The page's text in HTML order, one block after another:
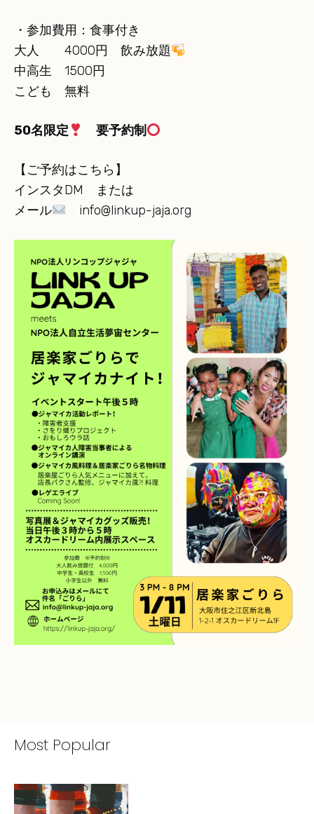
・参加費用：食事付き
大人 4000円 飲み放題
中高生 1500円
こども 無料
50名限定 要予約制
【ご予約はこちら】
インスタDM または
メール
info@linkup-jaja.org
Most Popular